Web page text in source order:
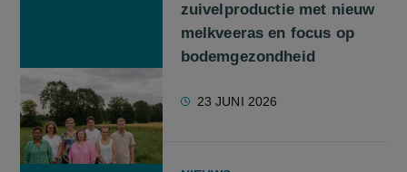
zuivelproductie met nieuw
melkveeras en focus op
bodemgezondheid
23 JUNI 2026